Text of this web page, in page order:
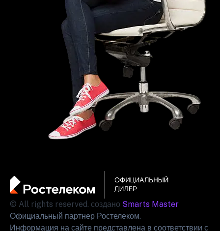
© All rights reserved. создано Smarts Master
Официальный партнер Ростелеком.
Информация на сайте представлена в соответствии с